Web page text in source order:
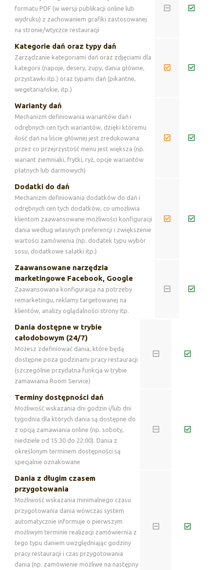
formatu PDF (w wersji publikacji online lub
wydruku) z zachowaniem grafiki zastosowanej
na stronie/wtyczce restauracji
Kategorie dań oraz typy dań
Zarządzanie kategoriami dań oraz zdjęciami dla
kategorii (napoje, desery, zupy, dania główne,
przystawki itp.) oraz typami dań (pikantne,
wegetariańskie, itp.)
Warianty dań
Mechanizm definiowania wariantów dań i
odrębnych cen tych wariantów, dzięki któremu
ilość dań na liście głównej jest zredukowana
przez co przejrzystość menu jest większa (np.
wariant ziemniaki, frytki, ryż, opcje wariantów
płatnych lub darmowych)
Dodatki do dań
Mechanizm definiowania dodatków do dań i
odrębnych cen tych dodatków, co umożliwia
klientom zaawansowane możliwości konfiguracji
dania według własnych preferencji i zwiększenie
wartości zamówienia (np. dodatek typu wybór
sosu, dodatkowe sałatki itp.)
Zaawansowane narzędzia
marketingowe Facebook, Google
Zaawansowana konfiguracja na potrzeby
remarketingu, reklamy targetowanej na
klientów, analizy oglądalności strony itp.
Dania dostępne w trybie
całodobowym (24/7)
Możesz zdefiniować dania, które będą
dostępne poza godzinami pracy restauracji
(szczególnie przydatna funkcja w trybie
zamawiania Room Service)
Terminy dostępności dań
Możliwość wskazania dni godzin i/lub dni
tygodnia dla których dania są dostępne do
z opcją zamawiania online (np. soboty,
niedziele od 15:30 do 22:00). Dania z
określonym terminem dostępności są
specjalnie oznakowane
Dania z długim czasem
przygotowania
Możliwość wskazania minimalnego czasu
przygotowania dania wówczas system
automatycznie informuje o pierwszym
możliwym terminie realizacji zamówiernia z
tego typu daniem uwzględniając godziny
pracy restauracji i czas przygotowania
dania (np. zamówienie możliwe na następny